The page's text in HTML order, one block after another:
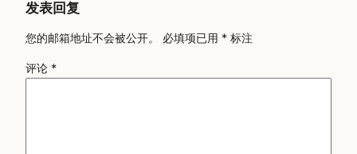
发表回复
您的邮箱地址不会被公开。 必填项已用 * 标注
评论 *